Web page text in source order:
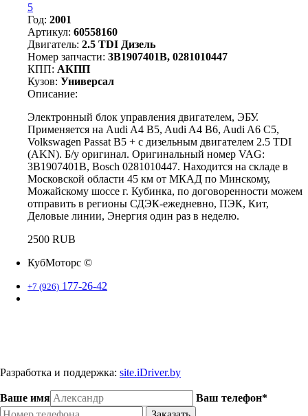
5
Год: 2001
Артикул: 60558160
Двигатель: 2.5 TDI Дизель
Номер запчасти: 3B1907401B, 0281010447
КПП: АКПП
Кузов: Универсал
Описание:
Электронный блок управления двигателем, ЭБУ.
Применяется на Audi A4 B5, Audi A4 B6, Audi A6 C5,
Volkswagen Passat B5 + с дизельным двигателем 2.5 TDI
(AKN). Б/у оригинал. Оригинальный номер VAG:
3B1907401B, Bosch 0281010447. Находится на складе в
Московской области 45 км от МКАД по Минскому,
Можайскому шоссе г. Кубинка, по договоренности можем
отправить в регионы СДЭК-ежедневно, ПЭК, Кит,
Деловые линии, Энергия один раз в неделю.
2500 RUB
КубМоторс ©
+7 (926) 177-26-42
Разработка и поддержка: site.iDriver.by
Ваше имя
Ваш телефон*